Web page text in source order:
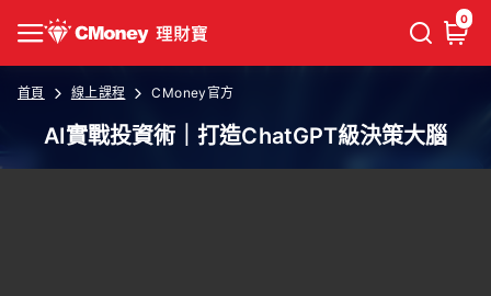
0
首頁 線上課程 CMoney官方
AI實戰投資術｜打造ChatGPT級決策大腦